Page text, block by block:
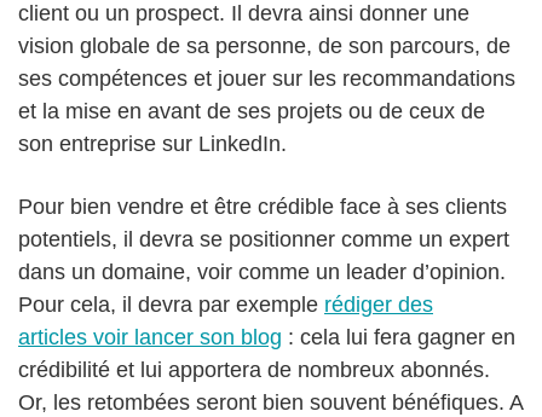
client ou un prospect. Il devra ainsi donner une
vision globale de sa personne, de son parcours, de
ses compétences et jouer sur les recommandations
et la mise en avant de ses projets ou de ceux de
son entreprise sur LinkedIn.
Pour bien vendre et être crédible face à ses clients
potentiels, il devra se positionner comme un expert
dans un domaine, voir comme un leader d’opinion.
Pour cela, il devra par exemple rédiger des
articles voir lancer son blog : cela lui fera gagner en
crédibilité et lui apportera de nombreux abonnés.
Or, les retombées seront bien souvent bénéfiques. A